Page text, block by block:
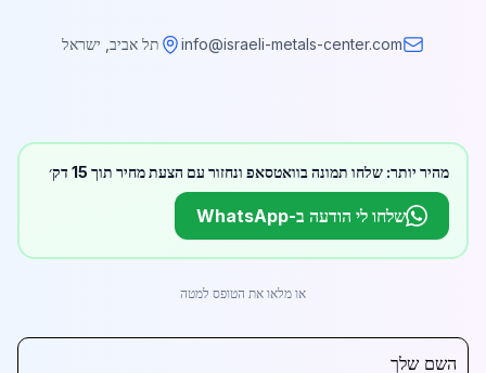
info@israeli-metals-center.com תל אביב, ישראל
מהיר יותר: שלחו תמונה בוואטסאפ ונחזור עם הצעת מחיר תוך 15 דק׳
שלחו לי הודעה ב-WhatsApp
או מלאו את הטופס למטה